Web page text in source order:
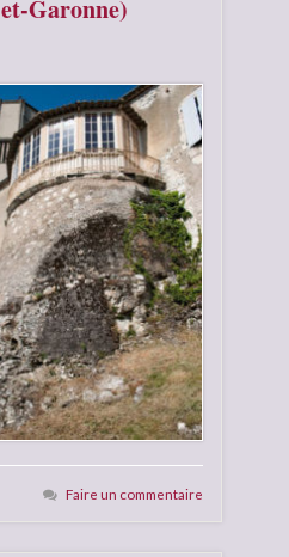
Garonne)
Faire un commentaire